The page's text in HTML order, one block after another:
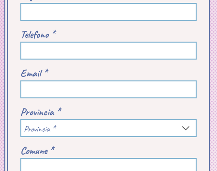
Telefono *
Email *
Provincia *
Provincia *
Comune *